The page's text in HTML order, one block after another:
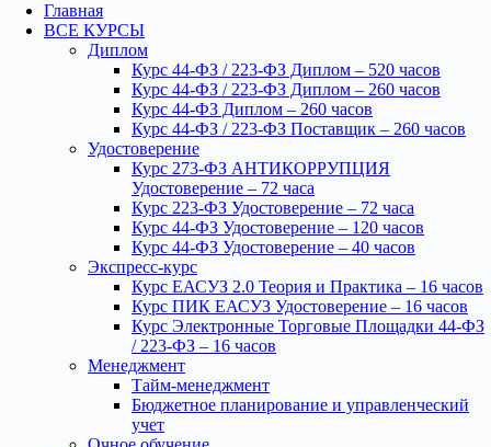
Главная
ВСЕ КУРСЫ
Диплом
Курс 44-ФЗ / 223-ФЗ Диплом – 520 часов
Курс 44-ФЗ / 223-ФЗ Диплом – 260 часов
Курс 44-ФЗ Диплом – 260 часов
Курс 44-ФЗ / 223-ФЗ Поставщик – 260 часов
Удостоверение
Курс 273-ФЗ АНТИКОРРУПЦИЯ
Удостоверение – 72 часа
Курс 223-ФЗ Удостоверение – 72 часа
Курс 44-ФЗ Удостоверение – 120 часов
Курс 44-ФЗ Удостоверение – 40 часов
Экспресс-курс
Курс ЕАСУЗ 2.0 Теория и Практика – 16 часов
Курс ПИК ЕАСУЗ Удостоверение – 16 часов
Курс Электронные Торговые Площадки 44-ФЗ
/ 223-ФЗ – 16 часов
Менеджмент
Тайм-менеджмент
Бюджетное планирование и управленческий
учет